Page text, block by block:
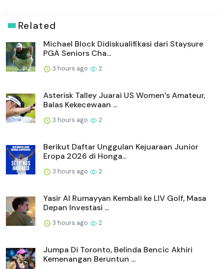
Related
Michael Block Didiskualifikasi dari Staysure
PGA Seniors Cha...
3 hours ago 2
Asterisk Talley Juarai US Women’s Amateur,
Balas Kekecewaan ...
3 hours ago 2
Berikut Daftar Unggulan Kejuaraan Junior
Eropa 2026 di Honga...
3 hours ago 2
Yasir Al Rumayyan Kembali ke LIV Golf, Masa
Depan Investasi ...
3 hours ago 2
Jumpa Di Toronto, Belinda Bencic Akhiri
Kemenangan Beruntun ...